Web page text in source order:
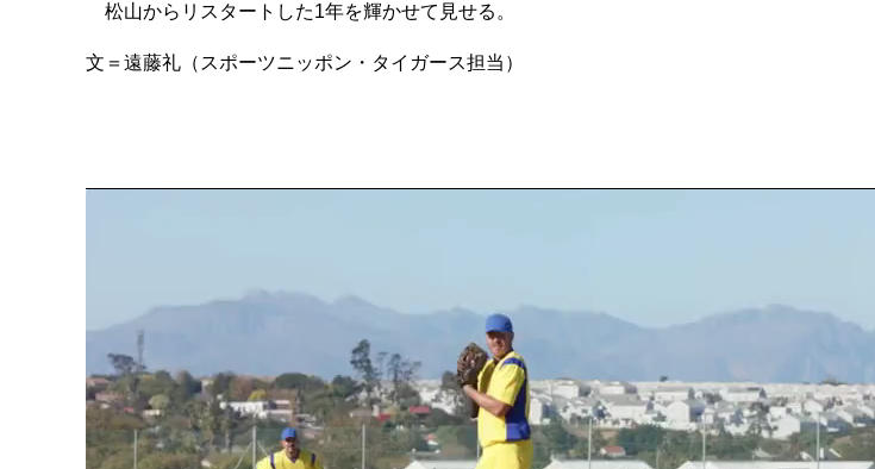
松山からリスタートした1年を輝かせて見せる。
文＝遠藤礼（スポーツニッポン・タイガース担当）